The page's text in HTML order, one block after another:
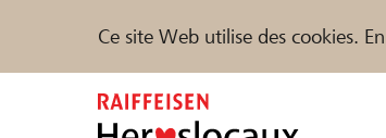
Ce site Web utilise des cookies.